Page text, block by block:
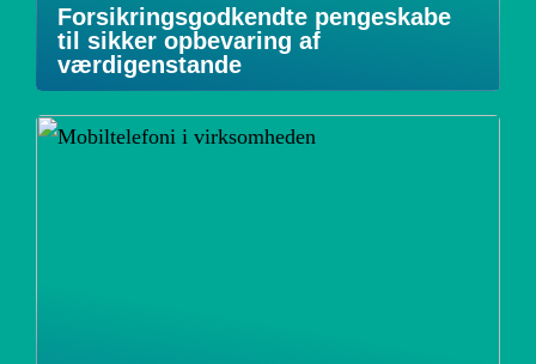
Forsikringsgodkendte pengeskabe
til sikker opbevaring af
værdigenstande